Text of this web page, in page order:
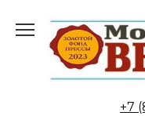
содержанию
+7